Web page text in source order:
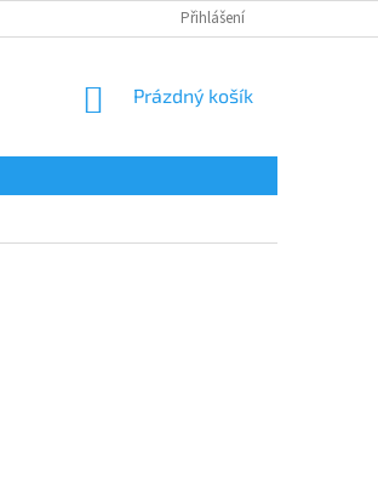
Přihlášení
NÁKUPNÍ
Prázdný košík